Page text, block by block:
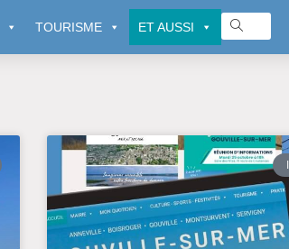
TOURISME ET AUSSI